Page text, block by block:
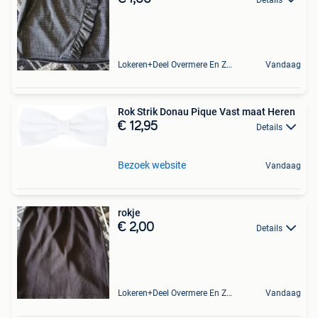
Lokeren+Deel Overmere En Zele Vandaag
Rok Strik Donau Pique Vast maat Heren
€ 12,95 Details
Bezoek website Vandaag
rokje
€ 2,00 Details
Lokeren+Deel Overmere En Zele Vandaag